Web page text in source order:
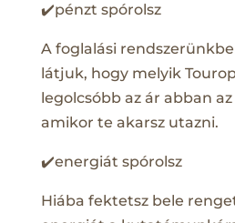
✔️pénzt spórolsz
A foglalási
látjuk, hogy melyik
legolcsóbb az ár abban
amikor te akarsz utazni.
✔️energiát spórolsz
Hiába fektetsz bele